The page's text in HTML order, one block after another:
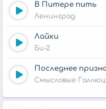
В Питере пить
Ленинград
Лайки
Би-2
Последнее
Смысловые